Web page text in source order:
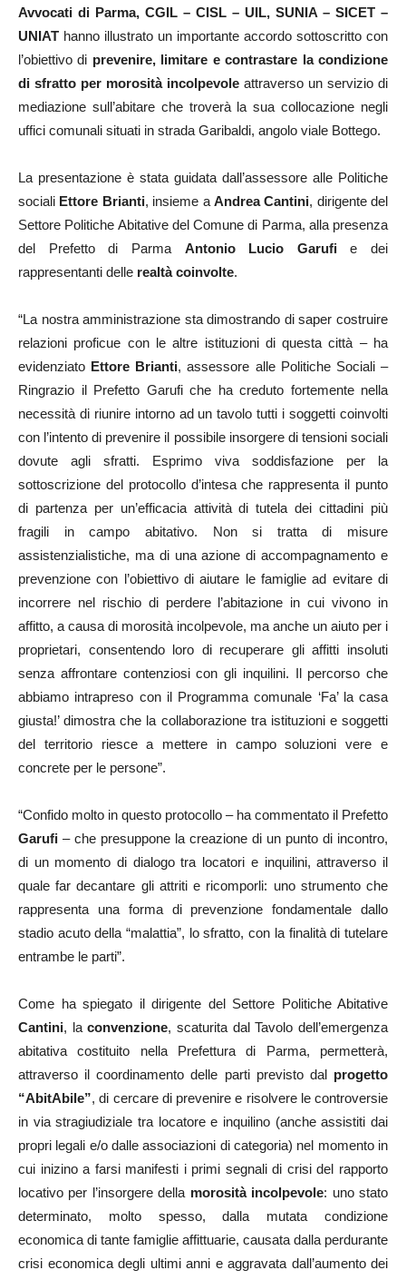
Avvocati di Parma, CGIL – CISL – UIL, SUNIA – SICET –
UNIAT hanno illustrato un importante accordo sottoscritto con
l’obiettivo di prevenire, limitare e contrastare la condizione
di sfratto per morosità incolpevole attraverso un servizio di
mediazione sull’abitare che troverà la sua collocazione negli
uffici comunali situati in strada Garibaldi, angolo viale Bottego.
La presentazione è stata guidata dall’assessore alle Politiche
sociali Ettore Brianti, insieme a Andrea Cantini, dirigente del
Settore Politiche Abitative del Comune di Parma, alla presenza
del Prefetto di Parma Antonio Lucio Garufie dei
rappresentanti delle realtà coinvolte.
“La nostra amministrazione sta dimostrando di saper costruire
relazioni proficue con le altre istituzioni di questa città – ha
evidenziato Ettore Brianti, assessore alle Politiche Sociali –
Ringrazio il Prefetto Garufi che ha creduto fortemente nella
necessità di riunire intorno ad un tavolo tutti i soggetti coinvolti
con l’intento di prevenire il possibile insorgere di tensioni sociali
dovute agli sfratti. Esprimo viva soddisfazione per la
sottoscrizione del protocollo d’intesa che rappresenta il punto
di partenza per un’efficacia attività di tutela dei cittadini più
fragili in campo abitativo. Non si tratta di misure
assistenzialistiche, ma di una azione di accompagnamento e
prevenzione con l’obiettivo di aiutare le famiglie ad evitare di
incorrere nel rischio di perdere l’abitazione in cui vivono in
affitto, a causa di morosità incolpevole, ma anche un aiuto per i
proprietari, consentendo loro di recuperare gli affitti insoluti
senza affrontare contenziosi con gli inquilini. Il percorso che
abbiamo intrapreso con il Programma comunale ‘Fa’ la casa
giusta!’ dimostra che la collaborazione tra istituzioni e soggetti
del territorio riesce a mettere in campo soluzioni vere e
concrete per le persone”.
“Confido molto in questo protocollo – ha commentato il Prefetto
Garufi – che presuppone la creazione di un punto di incontro,
di un momento di dialogo tra locatori e inquilini, attraverso il
quale far decantare gli attriti e ricomporli: uno strumento che
rappresenta una forma di prevenzione fondamentale dallo
stadio acuto della “malattia”, lo sfratto, con la finalità di tutelare
entrambe le parti”.
Come ha spiegato il dirigente del Settore Politiche Abitative
Cantini, laconvenzione, scaturita dal Tavolo dell’emergenza
abitativa costituito nella Prefettura di Parma, permetterà,
attraverso il coordinamento delle parti previsto dal progetto
“AbitAbile”, di cercare di prevenire e risolvere le controversie
in via stragiudiziale tra locatore e inquilino (anche assistiti dai
propri legali e/o dalle associazioni di categoria) nel momento in
cui inizino a farsi manifesti i primi segnali di crisi del rapporto
locativo per l’insorgere della morosità incolpevole: uno stato
determinato, molto spesso, dalla mutata condizione
economica di tante famiglie affittuarie, causata dalla perdurante
crisi economica degli ultimi anni e aggravata dall’aumento dei